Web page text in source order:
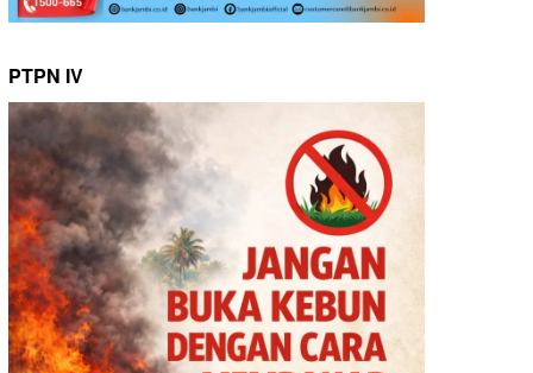
PTPN IV